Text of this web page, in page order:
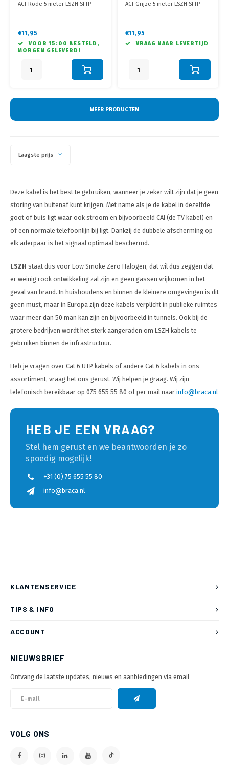
ACT Rode 5 meter LSZH SFTP
€11,95
VOOR 15:00 BESTELD,
MORGEN GELEVERD!
ACT Grijze 5 meter LSZH SFTP
€11,95
VRAAG NAAR LEVERTIJD
MEER PRODUCTEN
Laagste prijs
Deze kabel is het best te gebruiken, wanneer je zeker wilt zijn dat je geen
storing van buitenaf kunt krijgen. Met name als je de kabel in dezelfde
goot of buis ligt waar ook stroom en bijvoorbeeld CAI (de TV kabel) en
of een normale telefoonlijn bij ligt. Dankzij de dubbele afscherming op
elk aderpaar is het signaal optimaal beschermd.
LSZH staat dus voor Low Smoke Zero Halogen, dat wil dus zeggen dat
er weinig rook ontwikkeling zal zijn en geen gassen vrijkomen in het
geval van brand. In huishoudens en binnen de kleinere omgevingen is dit
geen must, maar in Europa zijn deze kabels verplicht in publieke ruimtes
waar meer dan 50 man kan zijn en bijvoorbeeld in tunnels. Ook bij de
grotere bedrijven wordt het sterk aangeraden om LSZH kabels te
gebruiken binnen de infrastructuur.
Heb je vragen over Cat 6 UTP kabels of andere Cat 6 kabels in ons
assortiment, vraag het ons gerust. Wij helpen je graag. Wij zijn
telefonisch bereikbaar op 075 655 55 80 of per mail naar info@braca.nl
HEB JE EEN VRAAG?
Stel hem gerust en we beantwoorden je zo
spoedig mogelijk!
+31 (0) 75 655 55 80
info@braca.nl
KLANTENSERVICE
TIPS & INFO
ACCOUNT
NIEUWSBRIEF
Ontvang de laatste updates, nieuws en aanbiedingen via email
VOLG ONS